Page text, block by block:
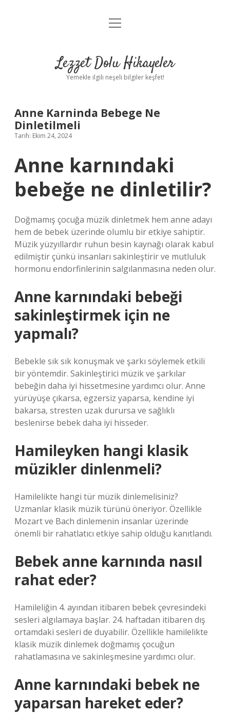
Anasayfa
Yasal Uyarı
menüyü
Lezzet Dolu Hikayeler
Yemekle ilgili neşeli bilgiler keşfet!
Anne Karninda Bebege Ne
Dinletilmeli
Tarih: Ekim 24, 2024
Anne karnındaki
bebeğe ne dinletilir?
Doğmamış çocuğa müzik dinletmek hem anne adayı
hem de bebek üzerinde olumlu bir etkiye sahiptir.
Müzik yüzyıllardır ruhun besin kaynağı olarak kabul
edilmiştir çünkü insanları sakinleştirir ve mutluluk
hormonu endorfinlerinin salgılanmasına neden olur.
Anne karnındaki bebeği
sakinleştirmek için ne
yapmalı?
Bebekle sık sık konuşmak ve şarkı söylemek etkili
bir yöntemdir. Sakinleştirici müzik ve şarkılar
bebeğin daha iyi hissetmesine yardımcı olur. Anne
yürüyüşe çıkarsa, egzersiz yaparsa, kendine iyi
bakarsa, stresten uzak durursa ve sağlıklı
beslenirse bebek daha iyi hisseder.
Hamileyken hangi klasik
müzikler dinlenmeli?
Hamilelikte hangi tür müzik dinlemelisiniz?
Uzmanlar klasik müzik türünü öneriyor. Özellikle
Mozart ve Bach dinlemenin insanlar üzerinde
önemli bir rahatlatıcı etkiye sahip olduğu kanıtlandı.
Bebek anne karnında nasıl
rahat eder?
Hamileliğin 4. ayından itibaren bebek çevresindeki
sesleri algılamaya başlar. 24. haftadan itibaren dış
ortamdaki sesleri de duyabilir. Özellikle hamilelikte
klasik müzik dinlemek doğmamış çocuğun
rahatlamasına ve sakinleşmesine yardımcı olur.
Anne karnındaki bebek ne
yaparsan hareket eder?